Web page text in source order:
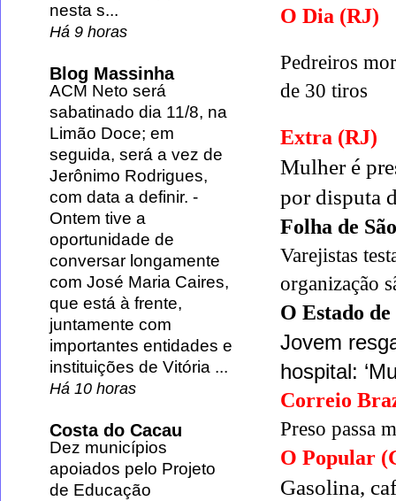
O Dia (RJ)
Pedreiros
de 30 tiros
Extra (RJ)
Mulher é
por disputa
Folha de
Varejistas
organização
O Estado
Jovem
hospital:
Correio
Preso passa
O Popular
Gasolina,
nesta s...
Há 9 horas
Blog Massinha
ACM Neto será
sabatinado dia 11/8, na
Limão Doce; em
seguida, será a vez de
Jerônimo Rodrigues,
com data a definir. -
Ontem tive a
oportunidade de
conversar longamente
com José Maria Caires,
que está à frente,
juntamente com
importantes entidades e
instituições de Vitória ...
Há 10 horas
Costa do Cacau
Dez municípios
apoiados pelo Projeto
de Educação